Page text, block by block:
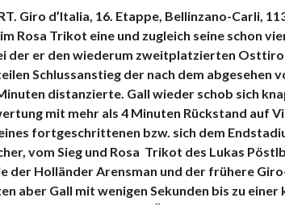
Giro d’Italia, 16. Etappe, Bellinzano-Carli,
Rosa Trikot eine und zugleich seine schon
der er den wiederum zweitplatzierten
Schlussanstieg der nach dem
distanzierte. Gall wieder schob sich
mit mehr als 4 Minuten Rückstand auf
fortgeschrittenen bzw. sich dem
vom Sieg und Rosa Trikot des Lukas
der Holländer Arensman und der frühere
aber Gall mit wenigen Sekunden bis zu